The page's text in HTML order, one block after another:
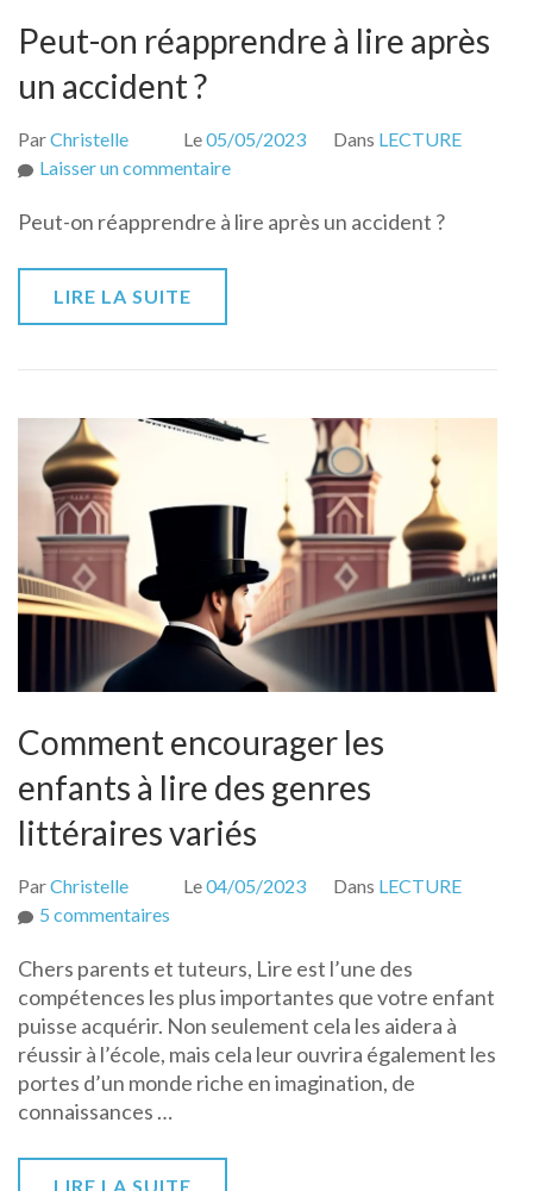
Peut-on réapprendre à lire après
un accident ?
ParChristelle Le05/05/2023 Dans LECTURE
Laisser un commentairesur
on
?
Peut-on réapprendre à lire après un accident ?
LIRE LA SUITE
Comment encourager les
enfants à lire des genres
littéraires variés
ParChristelle Le04/05/2023 Dans LECTURE
5 commentaires
encourager
les
enfants
à
lire
des
Chers parents et tuteurs, Lire est l’une des
compétences les plus importantes que votre enfant
puisse acquérir. Non seulement cela les aidera à
réussir à l’école, mais cela leur ouvrira également les
portes d’un monde riche en imagination, de
connaissances …
LIRE LA SUITE